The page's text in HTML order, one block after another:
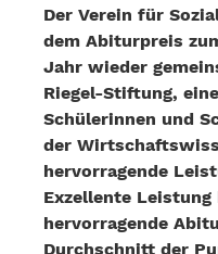
Der Verein für
dem Abiturpreis
Jahr wieder
Riegel-Stiftung,
Schülerinnen und
der
hervorragende
Exzellente
hervorragende
Durchschnitt der